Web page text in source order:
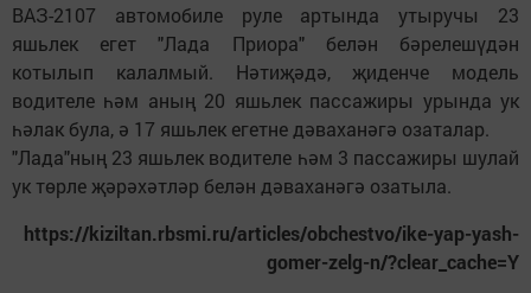
ВАЗ-2107 автомобиле руле артында утыручы 23
яшьлек егет "Лада Приора" белән бәрелешүдән
котылып калалмый. Нәтиҗәдә, җиденче модель
водителе һәм аның 20 яшьлек пассажиры урында ук
һәлак була, ә 17 яшьлек егетне дәваханәгә озаталар.
"Лада"ның 23 яшьлек водителе һәм 3 пассажиры шулай
ук төрле җәрәхәтләр белән дәваханәгә озатыла.
https://kiziltan.rbsmi.ru/articles/obchestvo/ike-yap-yash-
gomer-zelg-n/?clear_cache=Y